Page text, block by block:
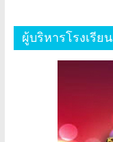
ผู้บริหารโรงเรียน